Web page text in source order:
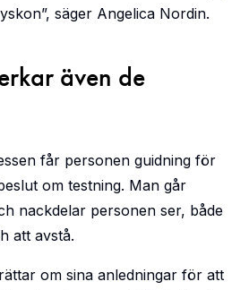
säger Angelica Nordin.
även de
får personen guidning för
om testning. Man går
nackdelar personen ser, både
att avstå.
om sina anledningar för att